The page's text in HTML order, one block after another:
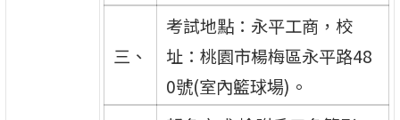
三、
考試地點：永平工商，校
址：桃園市楊梅區永平路48
0號(室內籃球場)。